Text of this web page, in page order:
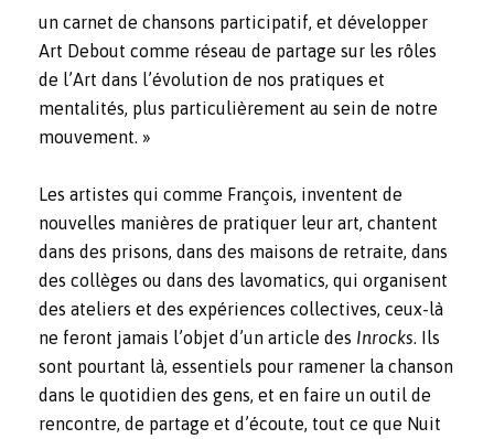
un carnet de chansons participatif, et développer
Art Debout comme réseau de partage sur les rôles
de l’Art dans l’évolution de nos pratiques et
mentalités, plus particulièrement au sein de notre
mouvement. »
Les artistes qui comme François, inventent de
nouvelles manières de pratiquer leur art, chantent
dans des prisons, dans des maisons de retraite, dans
des collèges ou dans des lavomatics, qui organisent
des ateliers et des expériences collectives, ceux-là
ne feront jamais l’objet d’un article des Inrocks. Ils
sont pourtant là, essentiels pour ramener la chanson
dans le quotidien des gens, et en faire un outil de
rencontre, de partage et d’écoute, tout ce que Nuit